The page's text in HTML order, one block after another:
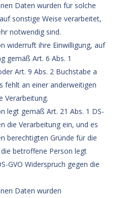
Daten wurden für solche
sonstige Weise verarbeitet,
notwendig sind.
widerruft ihre Einwilligung, auf
gemäß Art. 6 Abs. 1
Art. 9 Abs. 2 Buchstabe a
fehlt an einer anderweitigen
Verarbeitung.
legt gemäß Art. 21 Abs. 1 DS-
die Verarbeitung ein, und es
berechtigten Gründe für die
betroffene Person legt
GVO Widerspruch gegen die
Daten wurden